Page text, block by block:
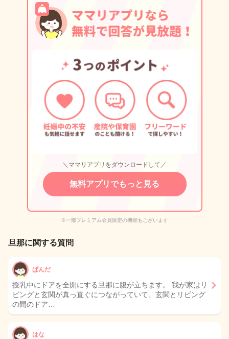
＼ママリアプリをダウンロードして／
無料アプリでもっと見る
※一部プレミアム会員限定の機能もございます
旦那に関する質問
ぱんだ
授乳中にドアを全開にする旦那に腹が立ちます。 我が家はリ
ビングと玄関が真っ直ぐにつながっていて、玄関とリビング
の間のドア…
はな